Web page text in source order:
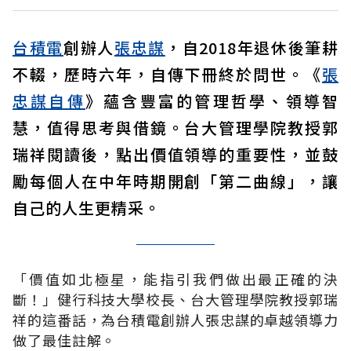
台積電創辦人張忠謀 ，自2018年退休後筆耕
不輟，歷時六年，自傳下冊終於問世。《張
忠謀自傳》蘊含豐富的管理哲學、領導智
慧，值得思考與借鏡。台大管理學院教授郭
瑞祥閱讀後，點出價值領導的重要性，並鼓
勵每個人在中年時期開創「第二曲線」，讓
自己的人生更精采。
「價值如北極星，能指引我們做出最正確的決
斷！」健行科技大學校長、台大管理學院教授郭瑞
祥的這番話，為台積電創辦人張忠謀的卓越領導力
做了最佳註解。